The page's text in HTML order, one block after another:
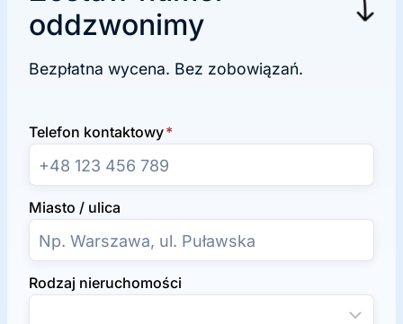
oddzwonimy
Bezpłatna wycena. Bez zobowiązań.
Telefon kontaktowy*
Miasto / ulica
Rodzaj nieruchomości